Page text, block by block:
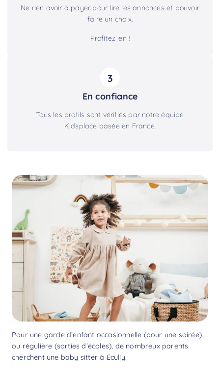
Ne rien avoir à payer pour lire les annonces et pouvoir
faire un choix.
Profitez-en !
3
En confiance
Tous les profils sont vérifiés par notre équipe
Kidsplace basée en France.
Pour une garde d’enfant occasionnelle (pour une soirée)
ou régulière (sorties d’écoles), de nombreux parents
cherchent une baby sitter à Écully.